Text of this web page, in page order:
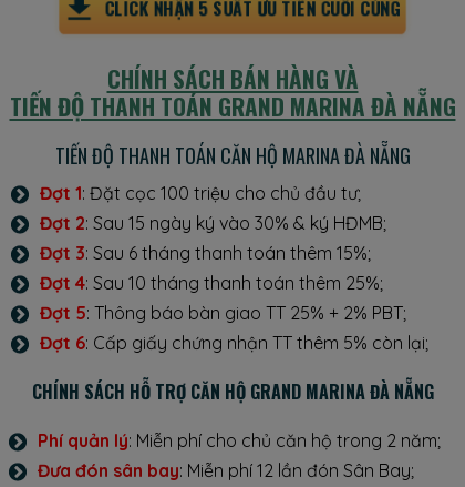
CLICK NHẬN 5 SUẤT ƯU TIÊN CUỐI CÙNG
CHÍNH SÁCH BÁN HÀNG VÀ
TIẾN ĐỘ THANH TOÁN GRAND MARINA ĐÀ NẴNG
TIẾN ĐỘ THANH TOÁN CĂN HỘ MARINA ĐÀ NẴNG
Phí quản lý: Miễn phí cho chủ căn hộ trong 2 năm;
Đưa đón sân bay: Miễn phí 12 lần đón Sân Bay;
CHÍNH SÁCH HỖ TRỢ CĂN HỘ GRAND MARINA ĐÀ NẴNG
Đợt 1: Đặt cọc 100 triệu cho chủ đầu tư;
Đợt 2: Sau 15 ngày ký vào 30% & ký HĐMB;
Đợt 3: Sau 6 tháng thanh toán thêm 15%;
Đợt 4: Sau 10 tháng thanh toán thêm 25%;
Đợt 5: Thông báo bàn giao TT 25% + 2% PBT;
Đợt 6: Cấp giấy chứng nhận TT thêm 5% còn lại;